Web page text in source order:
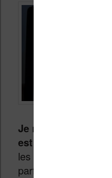
Je ne trouve pas
est réellement
les deux « couleurs
parfaitement